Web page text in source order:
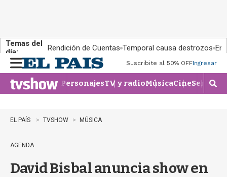
Temas del
día:
Rendición de Cuentas Temporal causa destrozos En
n
u
Suscribite al 50% OFFIngresar
PersonajesTV y radioMúsicaCineSeries
M
o
EL PAÍS TVSHOW MÚSICA
AGENDA
David Bisbal anuncia show en